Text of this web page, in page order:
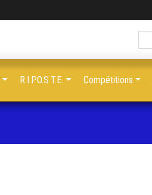
R.I.P.O.S.T.E. Compétitions